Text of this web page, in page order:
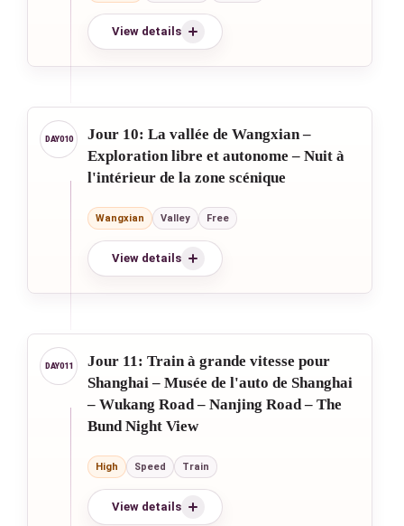
View details
Jour 10: La vallée de Wangxian –
Exploration libre et autonome – Nuit à
l'intérieur de la zone scénique
Wangxian Valley Free
View details
Jour 11: Train à grande vitesse pour
Shanghai – Musée de l'auto de Shanghai
– Wukang Road – Nanjing Road – The
Bund Night View
High Speed Train
View details